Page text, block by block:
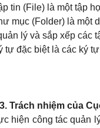
tin (File) là một tập
mục (Folder) là một
lý và sắp xếp các
tự đặc biệt là các ký
Trách nhiệm của
hiện công tác quản